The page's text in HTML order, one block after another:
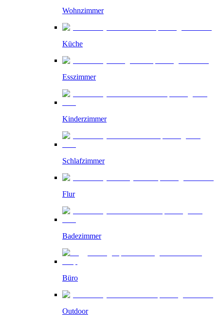
Wohnzimmer
Küche
Esszimmer
Kinderzimmer
Schlafzimmer
Flur
Badezimmer
Büro
Outdoor